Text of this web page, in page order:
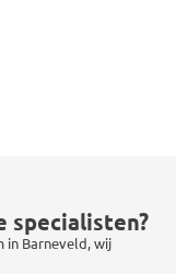
specialisten?
in Barneveld, wij